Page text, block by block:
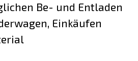
Be- und Entladen
Einkäufen